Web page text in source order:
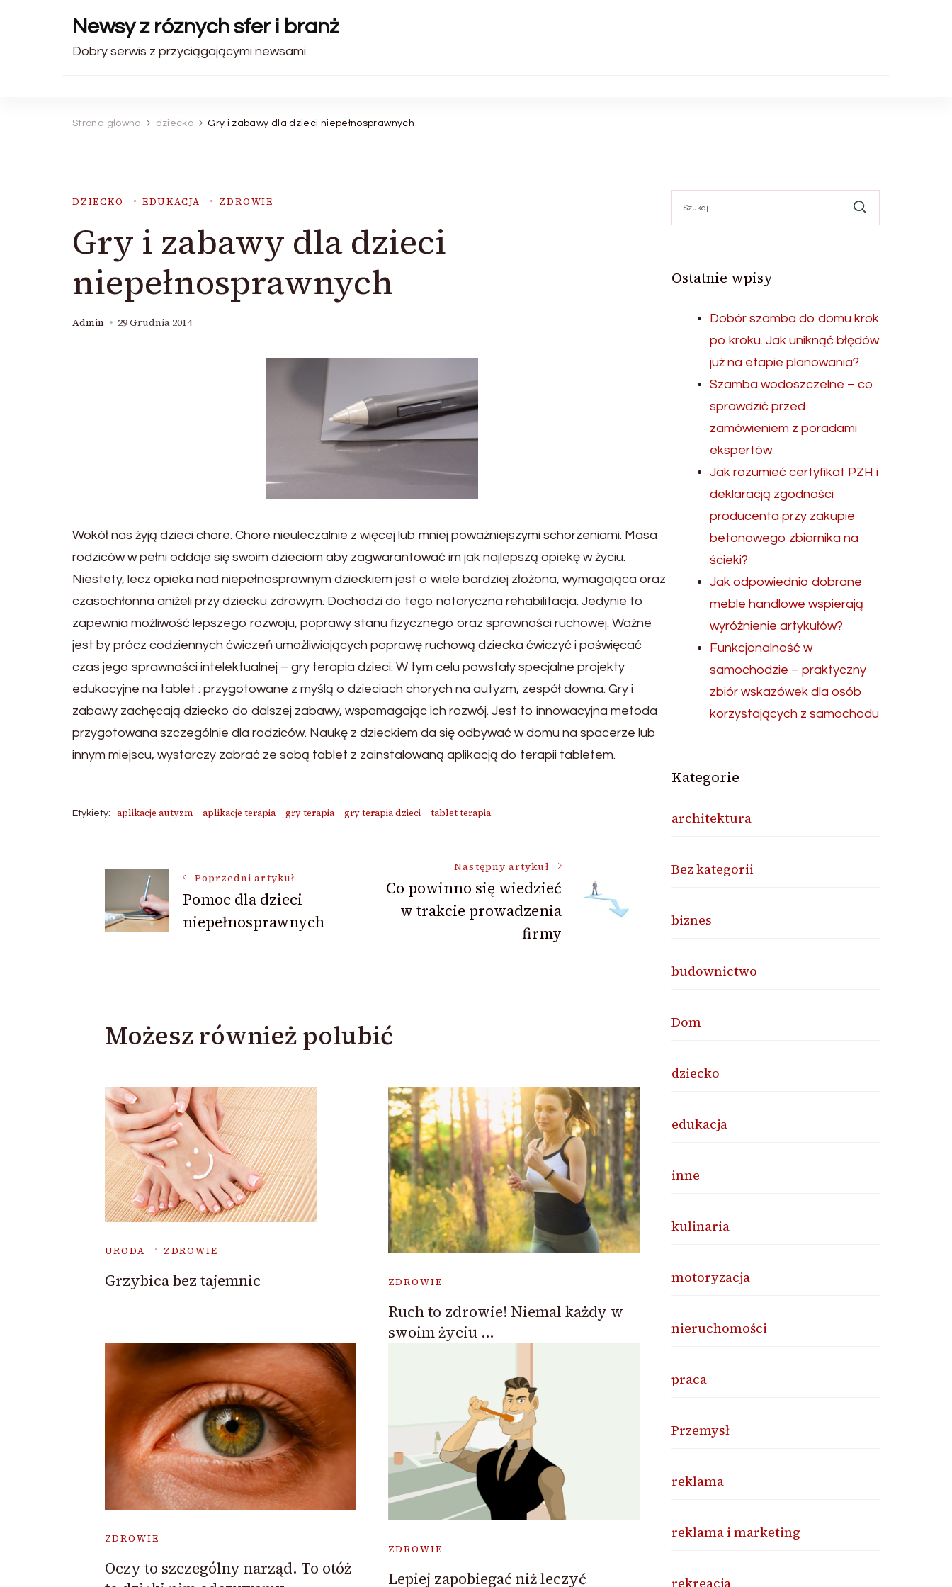
Newsy z róznych sfer i branż
Dobry serwis z przyciągającymi newsami.
Strona główna dziecko Gry i zabawy dla dzieci niepełnosprawnych
DZIECKO EDUKACJA ZDROWIE
Gry i zabawy dla dzieci
niepełnosprawnych
Admin 29 Grudnia 2014
Wokół nas żyją dzieci chore. Chore nieuleczalnie z więcej lub mniej poważniejszymi schorzeniami. Masa
rodziców w pełni oddaje się swoim dzieciom aby zagwarantować im jak najlepszą opiekę w życiu.
Niestety, lecz opieka nad niepełnosprawnym dzieckiem jest o wiele bardziej złożona, wymagająca oraz
czasochłonna aniżeli przy dziecku zdrowym. Dochodzi do tego notoryczna rehabilitacja. Jedynie to
zapewnia możliwość lepszego rozwoju, poprawy stanu fizycznego oraz sprawności ruchowej. Ważne
jest by prócz codziennych ćwiczeń umożliwiających poprawę ruchową dziecka ćwiczyć i poświęcać
czas jego sprawności intelektualnej – gry terapia dzieci. W tym celu powstały specjalne projekty
edukacyjne na tablet : przygotowane z myślą o dzieciach chorych na autyzm, zespół downa. Gry i
zabawy zachęcają dziecko do dalszej zabawy, wspomagając ich rozwój. Jest to innowacyjna metoda
przygotowana szczególnie dla rodziców. Naukę z dzieckiem da się odbywać w domu na spacerze lub
innym miejscu, wystarczy zabrać ze sobą tablet z zainstalowaną aplikacją do terapii tabletem.
Etykiety: aplikacje autyzm aplikacje terapia gry terapia gry terapia dzieci tablet terapia
Nawigacja
wpisu
Poprzedni artykuł
Pomoc dla dzieci
niepełnosprawnych
Następny artykuł
Co powinno się wiedzieć
w trakcie prowadzenia
firmy
Możesz również polubić
URODA ZDROWIE
Grzybica bez tajemnic ZDROWIE
Ruch to zdrowie! Niemal każdy w
swoim życiu …
ZDROWIE
Oczy to szczególny narząd. To otóż
ZDROWIE
Lepiej zapobiegać niż leczyć
Ostatnie wpisy
Dobór szamba do domu krok
po kroku. Jak uniknąć błędów
już na etapie planowania?
Szamba wodoszczelne – co
sprawdzić przed
zamówieniem z poradami
ekspertów
Jak rozumieć certyfikat PZH i
deklaracją zgodności
producenta przy zakupie
betonowego zbiornika na
ścieki?
Jak odpowiednio dobrane
meble handlowe wspierają
wyróżnienie artykułów?
Funkcjonalność w
samochodzie – praktyczny
zbiór wskazówek dla osób
korzystających z samochodu
Kategorie
architektura
Bez kategorii
biznes
budownictwo
Dom
dziecko
edukacja
inne
kulinaria
motoryzacja
nieruchomości
praca
Przemysł
reklama
reklama i marketing
rekreacja